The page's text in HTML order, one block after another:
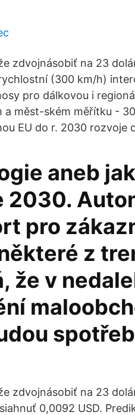
zdvojnásobiť na 23
(300 km/h)
pro dálkovou i
měst-ském měřítku -
EU do r. 2030 rozvoje
aneb
2030.
pro
z
že v
zdvojnásobiť na 23
0,0092 USD.